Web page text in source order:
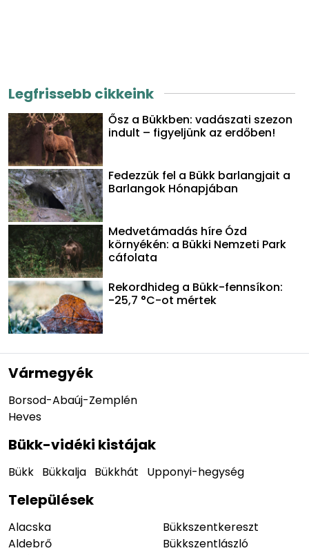
Legfrissebb cikkeink
Ősz a Bükkben: vadászati szezon
indult – figyeljünk az erdőben!
Fedezzük fel a Bükk barlangjait a
Barlangok Hónapjában
Medvetámadás híre Ózd
környékén: a Bükki Nemzeti Park
cáfolata
Rekordhideg a Bükk-fennsíkon:
-25,7 °C-ot mértek
Vármegyék
Borsod-Abaúj-Zemplén
Heves
Bükk-vidéki kistájak
Bükk Bükkalja Bükkhát Upponyi-hegység
Települések
Alacska
Aldebrő
Bükkszentkereszt
Bükkszentlászló